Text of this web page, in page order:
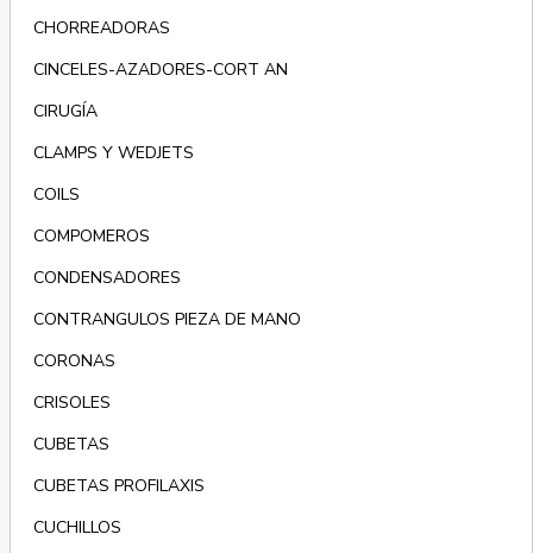
CHORREADORAS
CINCELES-AZADORES-CORT AN
CIRUGÍA
CLAMPS Y WEDJETS
COILS
COMPOMEROS
CONDENSADORES
CONTRANGULOS PIEZA DE MANO
CORONAS
CRISOLES
CUBETAS
CUBETAS PROFILAXIS
CUCHILLOS